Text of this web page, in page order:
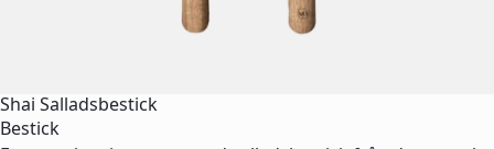
Shai Salladsbestick
Bestick